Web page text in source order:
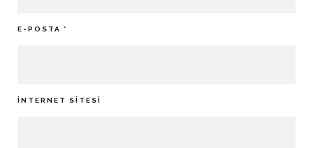
E-POSTA *
İNTERNET SITESI